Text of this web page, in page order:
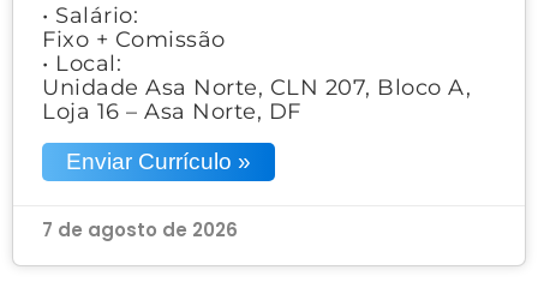
• Salário:
Fixo + Comissão
• Local:
Unidade Asa Norte, CLN 207, Bloco A,
Loja 16 – Asa Norte, DF
Enviar Currículo »
7 de agosto de 2026